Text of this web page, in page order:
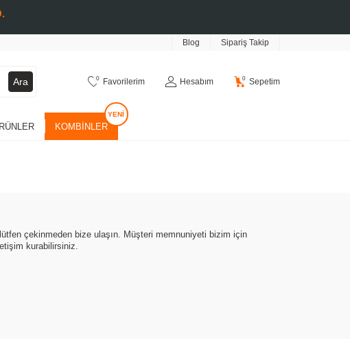
Blog Sipariş Takip
Ara 0 Favorilerim Hesabım 0 Sepetim
KOMBINLER
çekinmeden bize ulaşın. Müşteri memnuniyeti bizim için
kurabilirsiniz.